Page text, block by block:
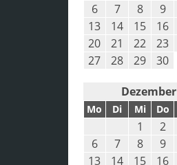
6
7 8
9
13
14 15
16
20
21 22
23
27
28 29 30
Mo Di Mi Do
1
2
6
7 8
9
13
14 15
16